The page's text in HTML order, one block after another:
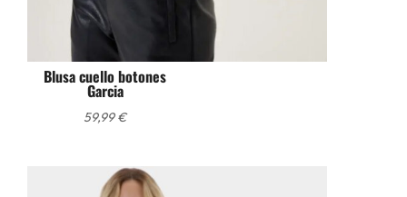
Blusa cuello botones
Garcia
59,99€